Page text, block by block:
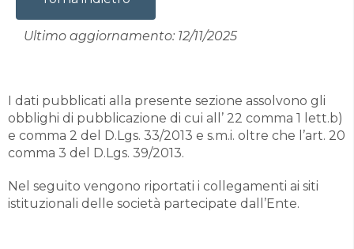
Ultimo aggiornamento: 12/11/2025
I dati pubblicati alla presente sezione assolvono gli
obblighi di pubblicazione di cui all’ 22 comma 1 lett.b)
e comma 2 del D.Lgs. 33/2013 e s.m.i. oltre che l’art. 20
comma 3 del D.Lgs. 39/2013.
Nel seguito vengono riportati i collegamenti ai siti
istituzionali delle società partecipate dall’Ente.